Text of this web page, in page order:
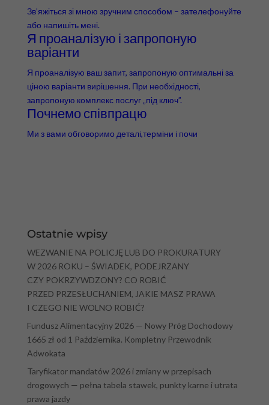
Зв’яжіться зі мною зручним способом – зателефонуйте
або напишіть мені.
Я проаналізую і запропоную
варіанти
Я проаналізую ваш запит, запропоную оптимальні за
ціною варіанти вирішення. При необхідності,
запропоную комплекс послуг „під ключ”.
Почнемо співпрацю
Ми з вами обговоримо деталі,терміни і почи
Ostatnie wpisy
WEZWANIE NA POLICJĘ LUB DO PROKURATURY
W 2026 ROKU – ŚWIADEK, PODEJRZANY
CZY POKRZYWDZONY? CO ROBIĆ
PRZED PRZESŁUCHANIEM, JAKIE MASZ PRAWA
I CZEGO NIE WOLNO ROBIĆ?
Fundusz Alimentacyjny 2026 — Nowy Próg Dochodowy
1665 zł od 1 Października. Kompletny Przewodnik
Adwokata
Taryfikator mandatów 2026 i zmiany w przepisach
drogowych — pełna tabela stawek, punkty karne i utrata
prawa jazdy